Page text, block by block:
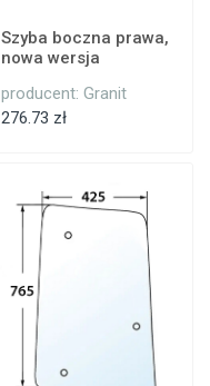
Szyba boczna prawa,
nowa wersja
producent: Granit
276.73 zł